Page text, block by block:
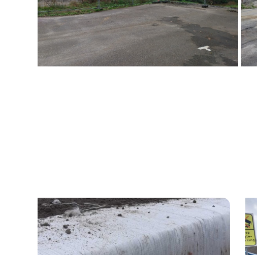
A16 ROTTERDAM –
PAALMATRAS K30
Realisatie van een paalmatras in een drietal